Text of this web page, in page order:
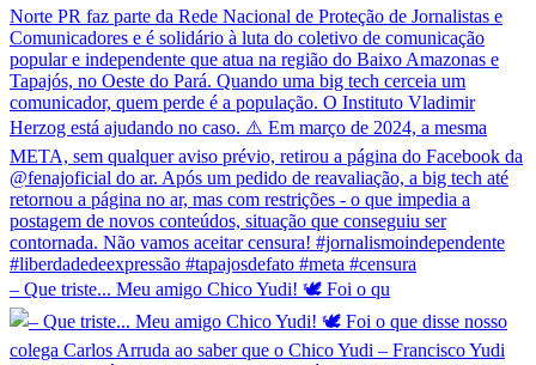
– Que triste... Meu amigo Chico Yudi! 🕊️ Foi o qu